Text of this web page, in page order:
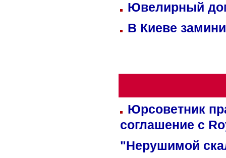
Ювелирный
В Киеве
Юрсоветник
соглашение с
"Нерушимой